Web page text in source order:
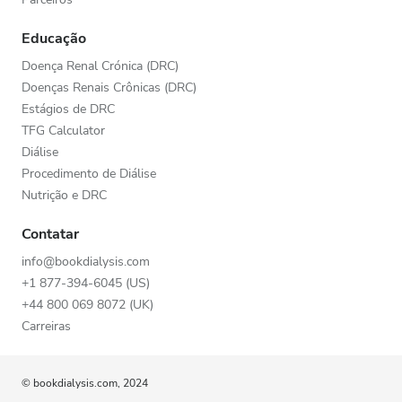
Educação
Doença Renal Crónica (DRC)
Doenças Renais Crônicas (DRC)
Estágios de DRC
TFG Calculator
Diálise
Procedimento de Diálise
Nutrição e DRC
Contatar
info@bookdialysis.com
+1 877-394-6045 (US)
+44 800 069 8072 (UK)
Carreiras
© bookdialysis.com, 2024